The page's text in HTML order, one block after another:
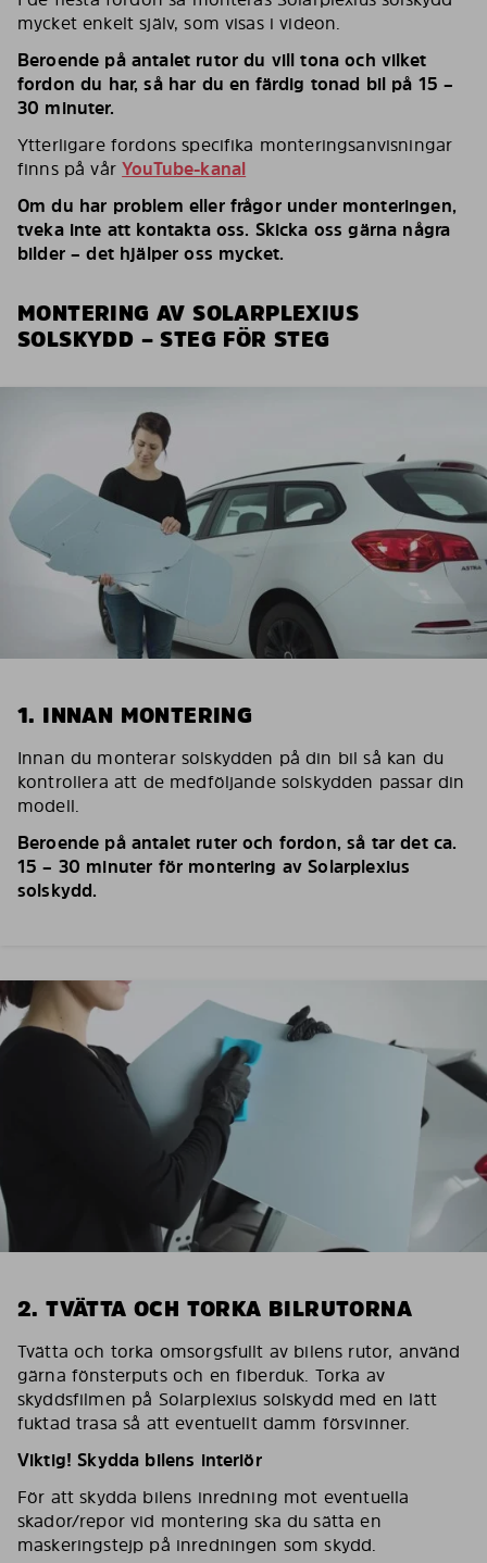
mycket enkelt själv, som visas i videon.
Beroende på antalet rutor du vill tona och vilket
fordon du har, så har du en färdig tonad bil på 15 –
30 minuter.
Ytterligare fordons specifika monteringsanvisningar
finns på vårYouTube-kanal
Om du har problem eller frågor under monteringen,
tveka inte att kontakta oss. Skicka oss gärna några
bilder – det hjälper oss mycket.
MONTERING AV SOLARPLEXIUS
SOLSKYDD – STEG FÖR STEG
1. INNAN MONTERING
Innan du monterar solskydden på din bil så kan du
kontrollera att de medföljande solskydden passar din
modell.
Beroende på antalet ruter och fordon, så tar det ca.
15 – 30 minuter för montering av Solarplexius
solskydd.
2. TVÄTTA OCH TORKA BILRUTORNA
Tvätta och torka omsorgsfullt av bilens rutor, använd
gärna fönsterputs och en fiberduk. Torka av
skyddsfilmen på Solarplexius solskydd med en lätt
fuktad trasa så att eventuellt damm försvinner.
Viktig! Skydda bilens interiör
För att skydda bilens inredning mot eventuella
skador/repor vid montering ska du sätta en
maskeringstejp på inredningen som skydd.